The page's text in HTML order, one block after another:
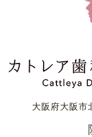
大阪府大阪市